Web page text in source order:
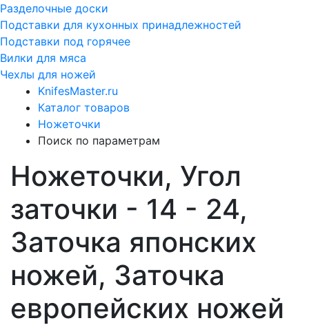
Разделочные доски
Подставки для кухонных принадлежностей
Подставки под горячее
Вилки для мяса
Чехлы для ножей
KnifesMaster.ru
Каталог товаров
Ножеточки
Поиск по параметрам
Ножеточки, Угол
заточки - 14 - 24,
Заточка японских
ножей, Заточка
европейских ножей